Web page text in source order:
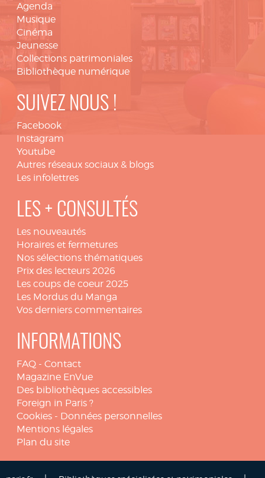
Agenda
Musique
Cinéma
Jeunesse
Collections patrimoniales
Bibliothèque numérique
SUIVEZ NOUS !
Facebook
Instagram
Youtube
Autres réseaux sociaux & blogs
Les infolettres
LES + CONSULTÉS
Les nouveautés
Horaires et fermetures
Nos sélections thématiques
Prix des lecteurs 2026
Les coups de coeur 2025
Les Mordus du Manga
Vos derniers commentaires
INFORMATIONS
FAQ - Contact
Magazine EnVue
Des bibliothèques accessibles
Foreign in Paris ?
Cookies - Données personnelles
Mentions légales
Plan du site